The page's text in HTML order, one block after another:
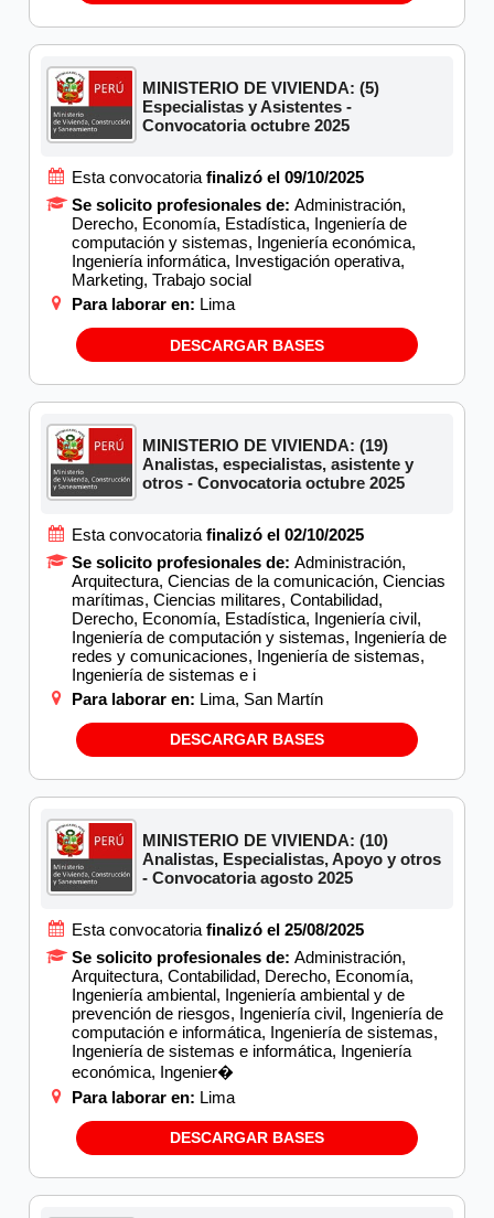
MINISTERIO DE VIVIENDA: (5)
Especialistas y Asistentes -
Convocatoria octubre 2025
Esta convocatoria finalizó el 09/10/2025
Se solicito profesionales de: Administración,
Derecho, Economía, Estadística, Ingeniería de
computación y sistemas, Ingeniería económica,
Ingeniería informática, Investigación operativa,
Marketing, Trabajo social
Para laborar en: Lima
DESCARGAR BASES
MINISTERIO DE VIVIENDA: (19)
Analistas, especialistas, asistente y
otros - Convocatoria octubre 2025
Esta convocatoria finalizó el 02/10/2025
Se solicito profesionales de: Administración,
Arquitectura, Ciencias de la comunicación, Ciencias
marítimas, Ciencias militares, Contabilidad,
Derecho, Economía, Estadística, Ingeniería civil,
Ingeniería de computación y sistemas, Ingeniería de
redes y comunicaciones, Ingeniería de sistemas,
Ingeniería de sistemas e i
Para laborar en: Lima, San Martín
DESCARGAR BASES
MINISTERIO DE VIVIENDA: (10)
Analistas, Especialistas, Apoyo y otros
- Convocatoria agosto 2025
Esta convocatoria finalizó el 25/08/2025
Se solicito profesionales de: Administración,
Arquitectura, Contabilidad, Derecho, Economía,
Ingeniería ambiental, Ingeniería ambiental y de
prevención de riesgos, Ingeniería civil, Ingeniería de
computación e informática, Ingeniería de sistemas,
Ingeniería de sistemas e informática, Ingeniería
económica, Ingenier�
Para laborar en: Lima
DESCARGAR BASES